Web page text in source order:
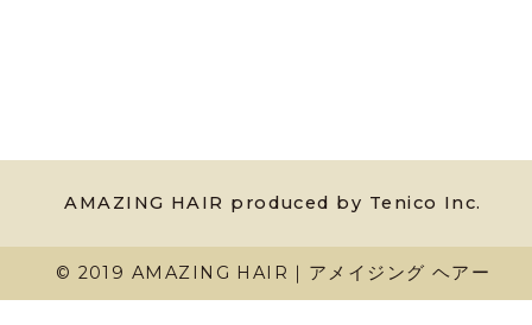
AMAZING HAIR produced by Tenico Inc.
© 2019 AMAZING HAIR｜アメイジング ヘアー